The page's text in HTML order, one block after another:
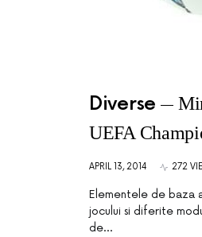
Diverse
UEFA
APRIL 13, 2014 272
Elementele de baza
jocului si diferite
de…